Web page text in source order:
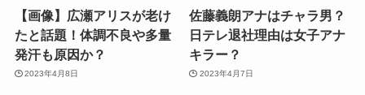
【画像】広瀬アリスが老け
たと話題！体調不良や多量
発汗も原因か？
2023年4月8日
佐藤義朗アナはチャラ男？
日テレ退社理由は女子アナ
キラー？
2023年4月7日